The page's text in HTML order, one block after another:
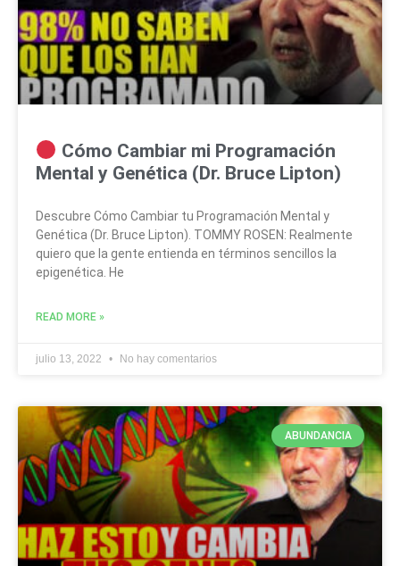
Cómo Cambiar mi Programación
Mental y Genética (Dr. Bruce Lipton)
Descubre Cómo Cambiar tu Programación Mental y
Genética (Dr. Bruce Lipton). TOMMY ROSEN: Realmente
quiero que la gente entienda en términos sencillos la
epigenética. He
READ MORE »
julio 13, 2022 No hay comentarios
ABUNDANCIA